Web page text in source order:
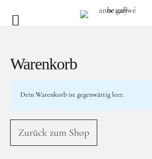
Düfte
Warenkorb
Dein Warenkorb ist gegenwärtig leer.
Zurück zum Shop